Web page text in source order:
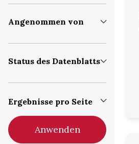
Angenommen von
Status des Datenblatts
Ergebnisse pro Seite
Anwenden